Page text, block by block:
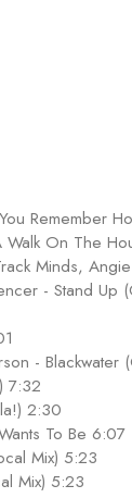
Remember
Walk On The
Minds,
- Stand
- Blackwater
7:32
2:30
To Be 6:07
Mix) 5:23
Mix) 5:23